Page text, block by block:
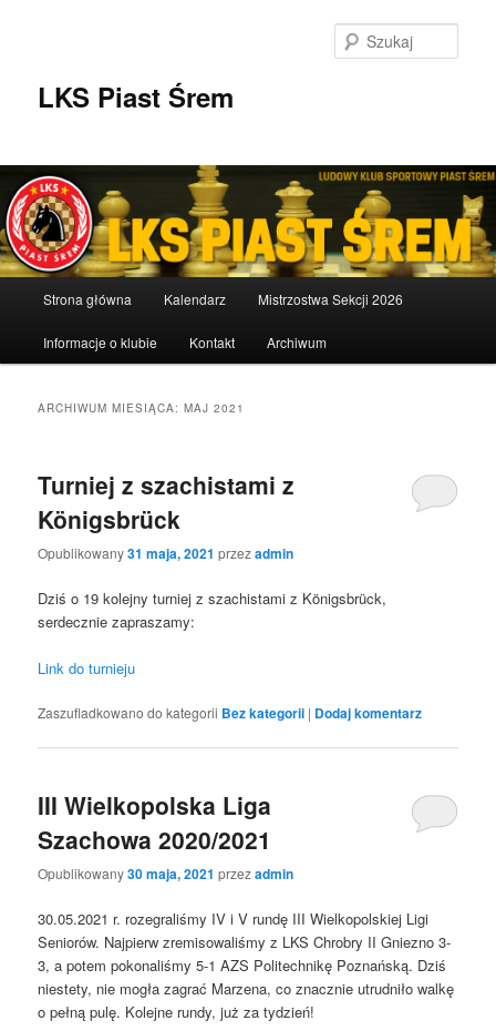
LKS Piast Śrem
Strona główna Kalendarz Mistrzostwa Sekcji 2026
Informacje o klubie Kontakt Archiwum
ARCHIWUM MIESIĄCA:MAJ 2021
Turniej z szachistami z
Königsbrück
Opublikowany31 maja, 2021 przezadmin
Dziś o 19 kolejny turniej z szachistami z Königsbrück,
serdecznie zapraszamy:
Link do turnieju
Zaszufladkowano do kategorii Bez kategorii | Dodaj komentarz
III Wielkopolska Liga
Szachowa 2020/2021
Opublikowany30 maja, 2021 przezadmin
30.05.2021 r. rozegraliśmy IV i V rundę III Wielkopolskiej Ligi
Seniorów. Najpierw zremisowaliśmy z LKS Chrobry II Gniezno 3-
3, a potem pokonaliśmy 5-1 AZS Politechnikę Poznańską. Dziś
niestety, nie mogła zagrać Marzena, co znacznie utrudniło walkę
o pełną pulę. Kolejne rundy, już za tydzień!